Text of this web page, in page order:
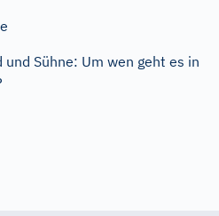
Sühne: Um wen geht es in